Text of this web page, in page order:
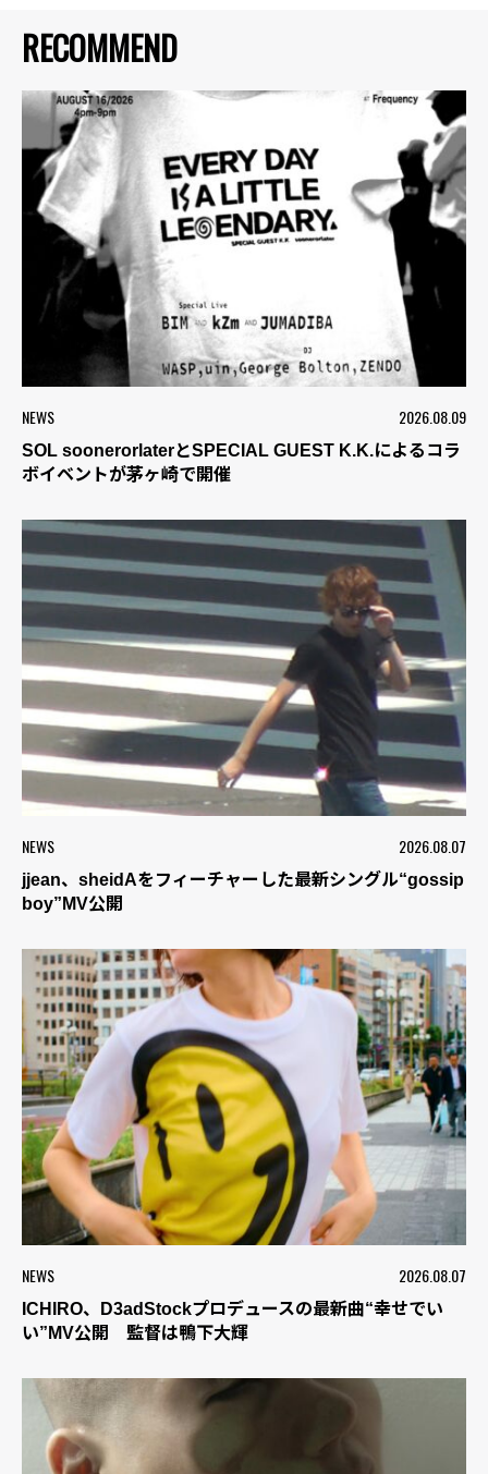
RECOMMEND
NEWS 2026.08.09
SOL soonerorlaterとSPECIAL GUEST K.K.によるコラ
ボイベントが茅ヶ崎で開催
NEWS 2026.08.07
jjean、sheidAをフィーチャーした最新シングル“gossip
boy”MV公開
NEWS 2026.08.07
ICHIRO、D3adStockプロデュースの最新曲“幸せでい
い”MV公開 監督は鴨下大輝